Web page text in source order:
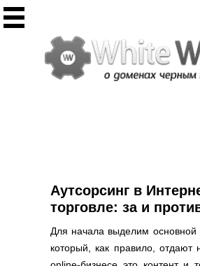
Инструменты
Массовый Whois
Регистрация домена
CHMOD калькулятор
Полезное
Новости о доменах
Аутсорсинг в
торговле: за и
Для начала выделим основной
который, как правило, отдают